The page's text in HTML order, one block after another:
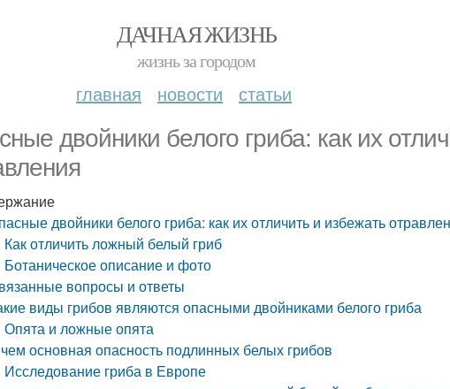
ДАЧНАЯ ЖИЗНЬ
жизнь за городом
главная новости статьи
двойники белого гриба: как их
двойники белого гриба: как их отличить и избежать
Как отличить ложный белый гриб
Ботаническое описание и фото
вопросы и ответы
виды грибов являются опасными двойниками белого гриба
Опята и ложные опята
основная опасность подлинных белых грибов
Исследование гриба в Европе